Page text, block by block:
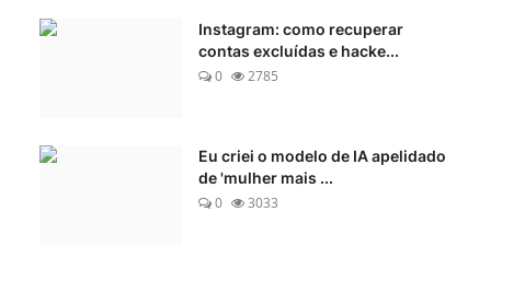
Instagram: como recuperar
contas excluídas e hacke...
0
2785
Eu criei o modelo de IA apelidado
de 'mulher mais ...
0
3033